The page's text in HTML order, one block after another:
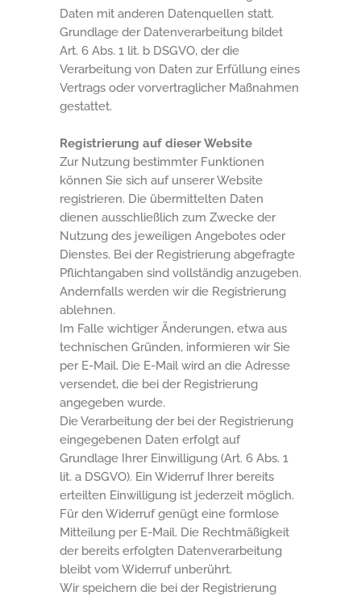
Daten mit anderen Datenquellen statt.
Grundlage der Datenverarbeitung bildet
Art. 6 Abs. 1 lit. b DSGVO, der die
Verarbeitung von Daten zur Erfüllung eines
Vertrags oder vorvertraglicher Maßnahmen
gestattet.
Registrierung auf dieser Website
Zur Nutzung bestimmter Funktionen
können Sie sich auf unserer Website
registrieren. Die übermittelten Daten
dienen ausschließlich zum Zwecke der
Nutzung des jeweiligen Angebotes oder
Dienstes. Bei der Registrierung abgefragte
Pflichtangaben sind vollständig anzugeben.
Andernfalls werden wir die Registrierung
ablehnen.
Im Falle wichtiger Änderungen, etwa aus
technischen Gründen, informieren wir Sie
per E-Mail. Die E-Mail wird an die Adresse
versendet, die bei der Registrierung
angegeben wurde.
Die Verarbeitung der bei der Registrierung
eingegebenen Daten erfolgt auf
Grundlage Ihrer Einwilligung (Art. 6 Abs. 1
lit. a DSGVO). Ein Widerruf Ihrer bereits
erteilten Einwilligung ist jederzeit möglich.
Für den Widerruf genügt eine formlose
Mitteilung per E-Mail. Die Rechtmäßigkeit
der bereits erfolgten Datenverarbeitung
bleibt vom Widerruf unberührt.
Wir speichern die bei der Registrierung